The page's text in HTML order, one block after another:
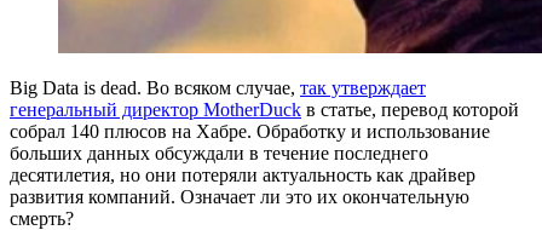
Big Data is dead. Во всяком случае, так утверждает
генеральный директор MotherDuck в статье, перевод которой
собрал 140 плюсов на Хабре. Обработку и использование
больших данных обсуждали в течение последнего
десятилетия, но они потеряли актуальность как драйвер
развития компаний. Означает ли это их окончательную
смерть?